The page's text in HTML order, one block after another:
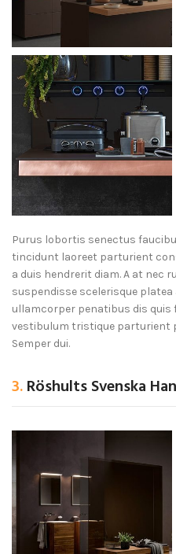
Purus lobortis senectus
tincidunt laoreet parturient
a duis hendrerit diam. A at nec
suspendisse scelerisque
ullamcorper penatibus dis
vestibulum tristique parturient
Semper dui.
3.Röshults Svenska